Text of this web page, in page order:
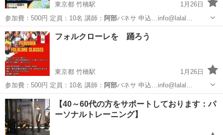
東京都 竹橋駅
1月26日
参加費：500円 定員：10名 講師： 阿部 バネサ 申込…info@lalal…
東京 千代田区 竹橋駅 スペイン語
フォルクローレを 踊ろう
東京都 竹橋駅
1月26日
参加費：500円 定員：10名 講師： 阿部 バネサ 申込…info@lalal…
東京 千代田区 竹橋駅 その他 フォルクローレ
【40～60代の方をサポートしております：パ
ーソナルトレーニング】